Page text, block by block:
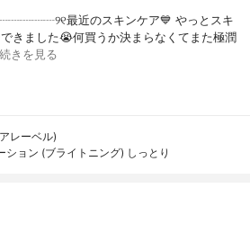
最近のスキンケア💙 やっとスキ
きました😭何買うか決まらなくてまた極潤
続きを見る
レーベル)
ション (ブライトニング) しっとり